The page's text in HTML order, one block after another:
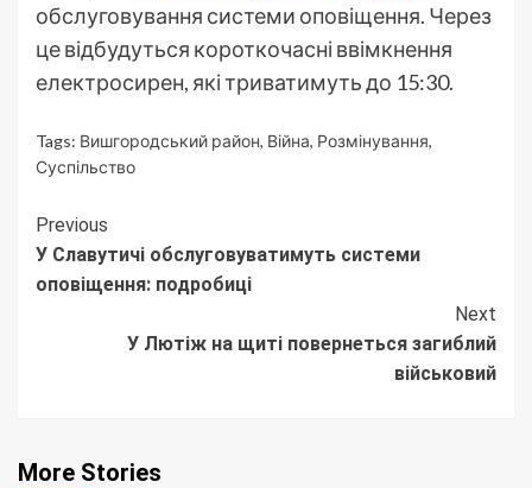
обслуговування системи оповіщення. Через
це відбудуться короткочасні ввімкнення
електросирен, які триватимуть до 15:30.
Tags: Вишгородський район, Війна, Розмінування,
Суспільство
Continue
Reading
Previous
У Славутичі обслуговуватимуть системи
оповіщення: подробиці
Next
У Лютіж на щиті повернеться загиблий
військовий
More Stories